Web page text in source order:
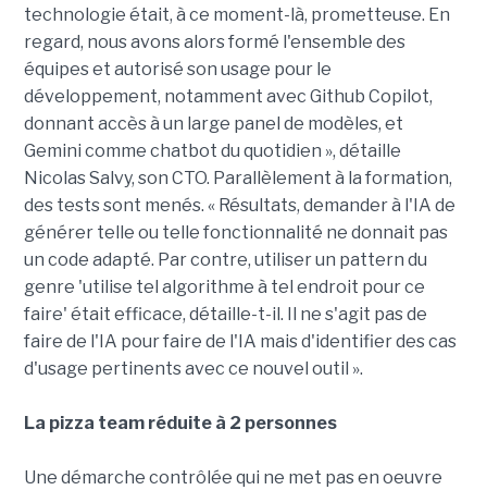
technologie était, à ce moment-là, prometteuse. En
regard, nous avons alors formé l'ensemble des
équipes et autorisé son usage pour le
développement, notamment avec Github Copilot,
donnant accès à un large panel de modèles, et
Gemini comme chatbot du quotidien », détaille
Nicolas Salvy, son CTO. Parallèlement à la formation,
des tests sont menés. « Résultats, demander à l'IA de
générer telle ou telle fonctionnalité ne donnait pas
un code adapté. Par contre, utiliser un pattern du
genre 'utilise tel algorithme à tel endroit pour ce
faire' était efficace, détaille-t-il. Il ne s'agit pas de
faire de l'IA pour faire de l'IA mais d'identifier des cas
d'usage pertinents avec ce nouvel outil ».
La pizza team réduite à 2 personnes
Une démarche contrôlée qui ne met pas en oeuvre